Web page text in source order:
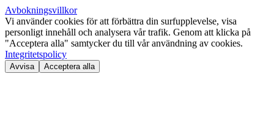
Avbokningsvillkor
Vi använder cookies för att förbättra din surfupplevelse, visa
personligt innehåll och analysera vår trafik. Genom att klicka på
"Acceptera alla" samtycker du till vår användning av cookies.
Integritetspolicy
Avvisa Acceptera alla